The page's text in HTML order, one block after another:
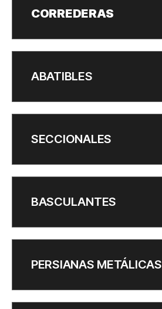
CORREDERAS
ABATIBLES
SECCIONALES
BASCULANTES
PERSIANAS METÁLICAS